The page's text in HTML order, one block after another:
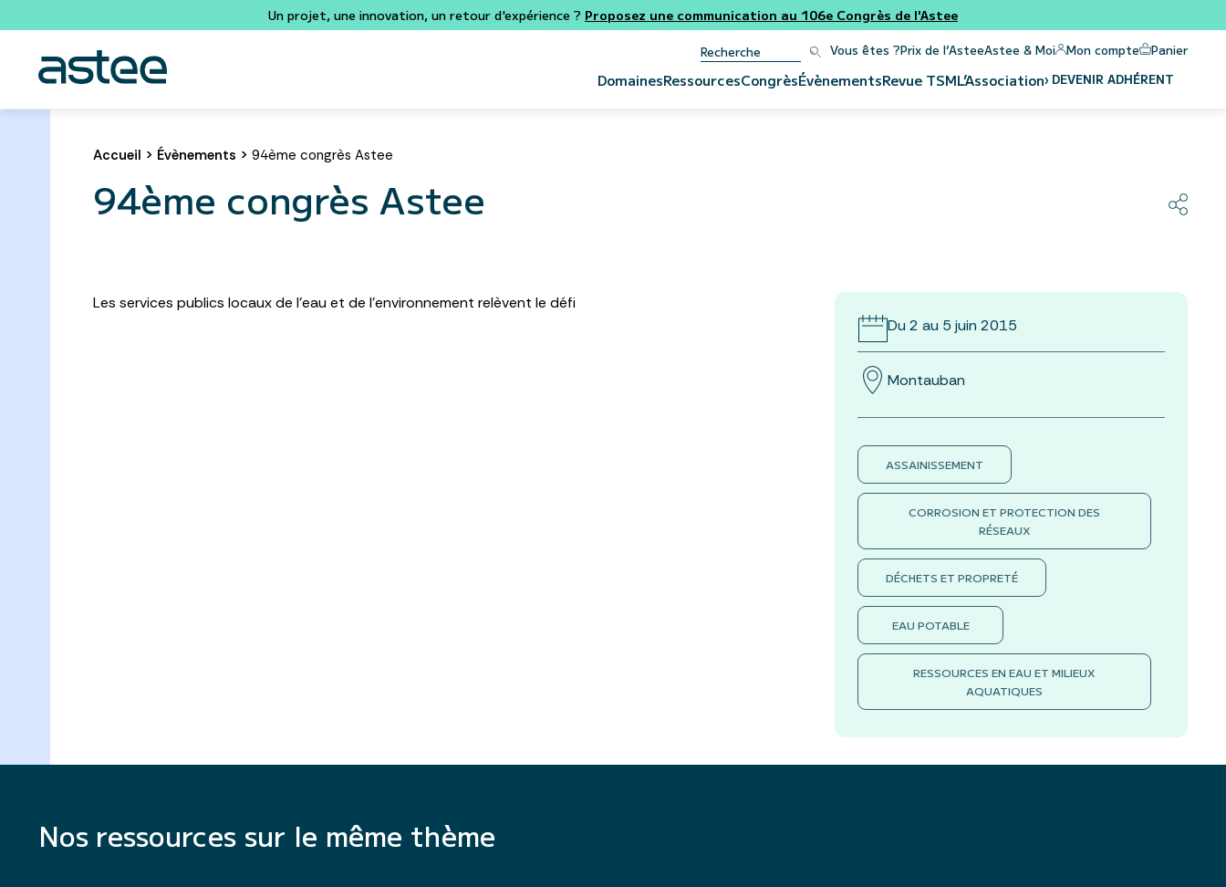
Un projet, une innovation, un retour d'expérience ? Proposez une communication au 106e Congrès de l'Astee
Vous êtes ?Prix de l’AsteeAstee & Moi Mon compte Panier
DomainesRessourcesCongrèsÉvènementsRevue TSML’Association› DEVENIR ADHÉRENT
Accueil > Évènements > 94ème congrès Astee
94ème congrès Astee
Les services publics locaux de l’eau et de l’environnement relèvent le défi
Du 2 au 5 juin 2015
Montauban
ASSAINISSEMENT
CORROSION ET PROTECTION DES
RÉSEAUX
DÉCHETS ET PROPRETÉ
EAU POTABLE
RESSOURCES EN EAU ET MILIEUX
AQUATIQUES
Nos ressources sur le même thème